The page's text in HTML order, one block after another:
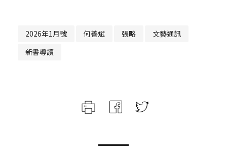
2026年1月號 何善斌 張略
文藝通訊
新書導讀